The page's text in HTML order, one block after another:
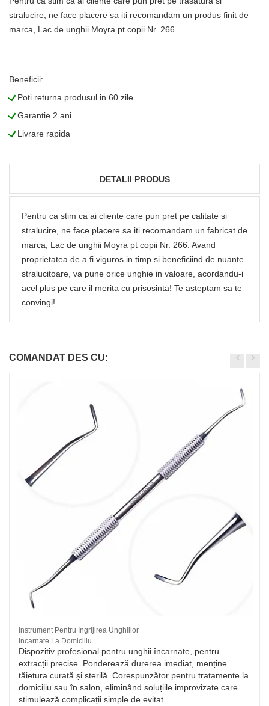
stralucire, ne face placere sa iti recomandam un produs finit de
marca, Lac de unghii Moyra pt copii Nr. 266.
Beneficii:
LPoti returna produsul in 60 zile
LGarantie 2 ani
LLivrare rapida
DETALII PRODUS
Pentru ca stim ca ai cliente care pun pret pe calitate si
stralucire, ne face placere sa iti recomandam un fabricat de
marca, Lac de unghii Moyra pt copii Nr. 266. Avand
proprietatea de a fi viguros in timp si beneficiind de nuante
stralucitoare, va pune orice unghie in valoare, acordandu-i
acel plus pe care il merita cu prisosinta! Te asteptam sa te
convingi!
COMANDAT DES CU:
Instrument Pentru Ingrijirea Unghiilor
Incarnate La Domiciliu
Dispozitiv profesional pentru unghii încarnate, pentru
extracții precise. Ponderează durerea imediat, menține
tăietura curată și sterilă. Corespunzător pentru tratamente la
domiciliu sau în salon, eliminând soluțiile improvizate care
stimulează complicații simple de evitat.